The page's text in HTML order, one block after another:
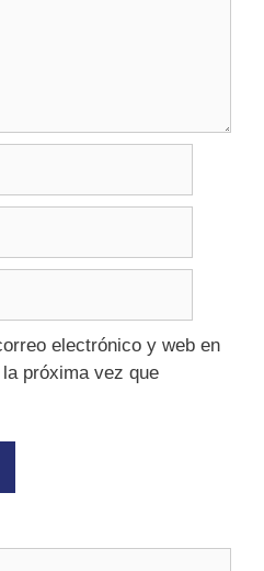
electrónico y web en
próxima vez que